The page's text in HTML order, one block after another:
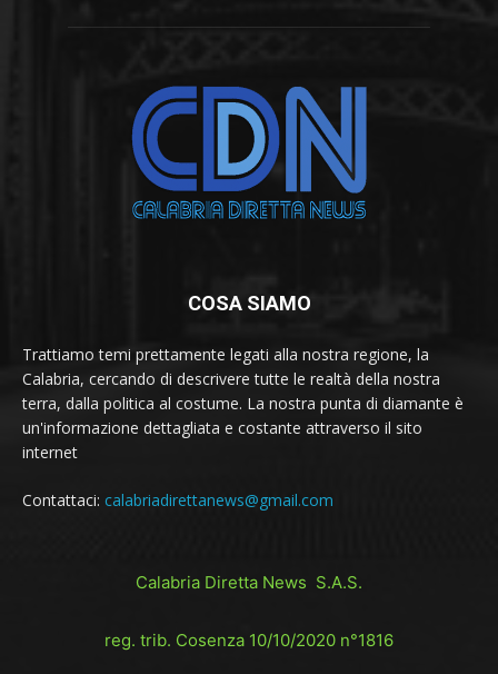
COSA SIAMO
Trattiamo temi prettamente legati alla nostra regione, la
Calabria, cercando di descrivere tutte le realtà della nostra
terra, dalla politica al costume. La nostra punta di diamante è
un'informazione dettagliata e costante attraverso il sito
internet
Contattaci: calabriadirettanews@gmail.com
Calabria Diretta News S.A.S.
reg. trib. Cosenza 10/10/2020 n°1816